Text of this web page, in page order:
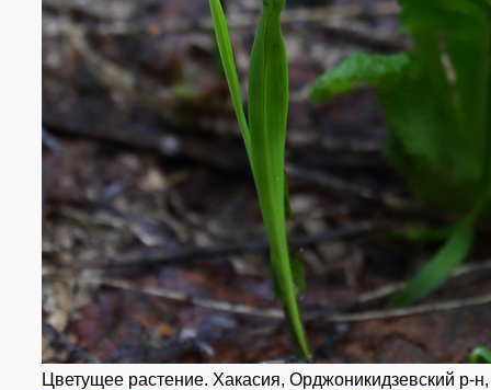
Цветущее растение. Хакасия, Орджоникидзевский р-